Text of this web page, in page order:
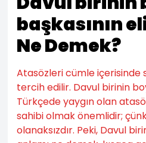
başkasının
Ne Demek?
Atasözleri cümle içerisinde
tercih edilir. Davul birinin
Türkçede yaygın olan
sahibi olmak önemlidir;
olanaksızdır. Peki, Davul